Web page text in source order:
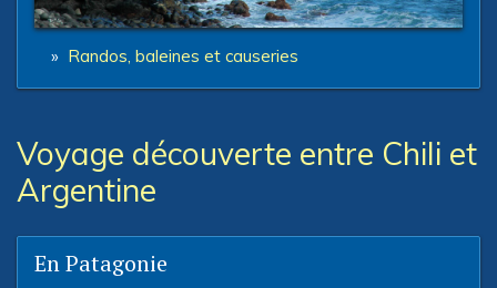
» Randos, baleines et causeries
Voyage découverte entre Chili et
Argentine
En Patagonie